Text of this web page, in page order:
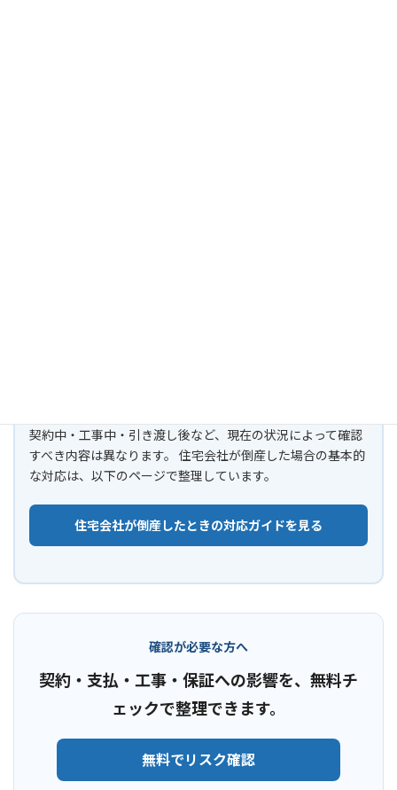
契約中・工事中・引き渡し後など、現在の状況によって確認
すべき内容は異なります。 住宅会社が倒産した場合の基本的
な対応は、以下のページで整理しています。
住宅会社が倒産したときの対応ガイドを見る
確認が必要な方へ
契約・支払・工事・保証への影響を、無料チ
ェックで整理できます。
無料でリスク確認